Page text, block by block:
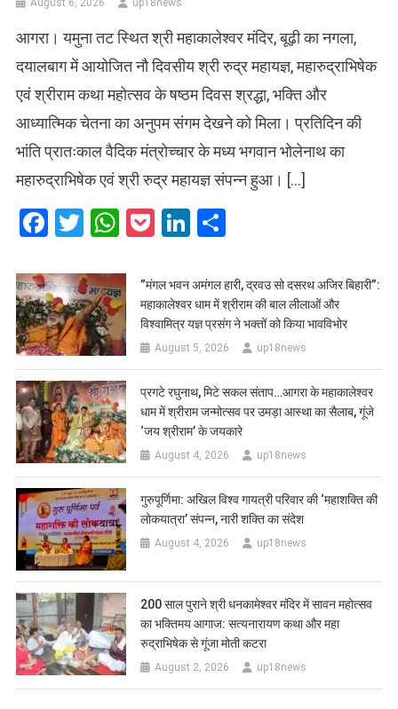
August 6, 2026 up18news
आगरा। यमुना तट स्थित श्री महाकालेश्वर मंदिर, बूढ़ी का नगला,
दयालबाग में आयोजित नौ दिवसीय श्री रुद्र महायज्ञ, महारुद्राभिषेक
एवं श्रीराम कथा महोत्सव के षष्ठम दिवस श्रद्धा, भक्ति और
आध्यात्मिक चेतना का अनुपम संगम देखने को मिला। प्रतिदिन की
भांति प्रातःकाल वैदिक मंत्रोच्चार के मध्य भगवान भोलेनाथ का
महारुद्राभिषेक एवं श्री रुद्र महायज्ञ संपन्न हुआ। […]
Facebook
Twitter
WhatsApp
PocketLinkedIn
​”मंगल भवन अमंगल हारी, द्रवउ सो दसरथ अजिर बिहारी”:
महाकालेश्वर धाम में श्रीराम की बाल लीलाओं और
विश्वामित्र यज्ञ प्रसंग ने भक्तों को किया भावविभोर
August 5, 2026 up18news
प्रगटे रघुनाथ, मिटे सकल संताप…आगरा के महाकालेश्वर
धाम में श्रीराम जन्मोत्सव पर उमड़ा आस्था का सैलाब, गूंजे
‘जय श्रीराम’ के जयकारे
August 4, 2026 up18news
गुरुपूर्णिमा: अखिल विश्व गायत्री परिवार की ‘महाशक्ति की
लोकयात्रा’ संपन्न, नारी शक्ति का संदेश
August 4, 2026 up18news
200 साल पुराने श्री धनकामेश्वर मंदिर में सावन महोत्सव
का भक्तिमय आगाज: सत्यनारायण कथा और महा
रुद्राभिषेक से गूंजा मोती कटरा
August 2, 2026 up18news